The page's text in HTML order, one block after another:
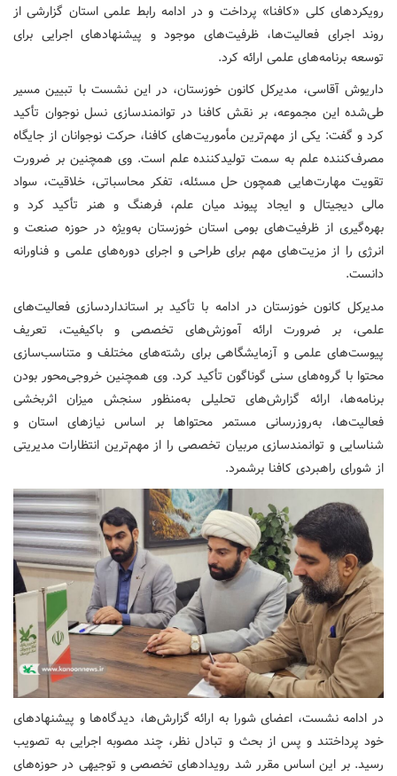
رویکردهای کلی «کافنا» پرداخت و در ادامه رابط علمی استان گزارشی از
روند اجرای فعالیت‌ها، ظرفیت‌های موجود و پیشنهادهای اجرایی برای
توسعه برنامه‌های علمی ارائه کرد.
داریوش آقاسی، مدیرکل کانون خوزستان، در این نشست با تبیین مسیر
طی‌شده این مجموعه، بر نقش کافنا در توانمندسازی نسل نوجوان تأکید
کرد و گفت: یکی از مهم‌ترین مأموریت‌های کافنا، حرکت نوجوانان از جایگاه
مصرف‌کننده علم به سمت تولیدکننده علم است. وی همچنین بر ضرورت
تقویت مهارت‌هایی همچون حل مسئله، تفکر محاسباتی، خلاقیت، سواد
مالی دیجیتال و ایجاد پیوند میان علم، فرهنگ و هنر تأکید کرد و
بهره‌گیری از ظرفیت‌های بومی استان خوزستان به‌ویژه در حوزه صنعت و
انرژی را از مزیت‌های مهم برای طراحی و اجرای دوره‌های علمی و فناورانه
دانست.
مدیرکل کانون خوزستان در ادامه با تأکید بر استانداردسازی فعالیت‌های
علمی، بر ضرورت ارائه آموزش‌های تخصصی و باکیفیت، تعریف
پیوست‌های علمی و آزمایشگاهی برای رشته‌های مختلف و متناسب‌سازی
محتوا با گروه‌های سنی گوناگون تأکید کرد. وی همچنین خروجی‌محور بودن
برنامه‌ها، ارائه گزارش‌های تحلیلی به‌منظور سنجش میزان اثربخشی
فعالیت‌ها، به‌روزرسانی مستمر محتواها بر اساس نیازهای استان و
شناسایی و توانمندسازی مربیان تخصصی را از مهم‌ترین انتظارات مدیریتی
از شورای راهبردی کافنا برشمرد.
در ادامه نشست، اعضای شورا به ارائه گزارش‌ها، دیدگاه‌ها و پیشنهادهای
خود پرداختند و پس از بحث و تبادل نظر، چند مصوبه اجرایی به تصویب
رسید. بر این اساس مقرر شد رویدادهای تخصصی و توجیهی در حوزه‌های